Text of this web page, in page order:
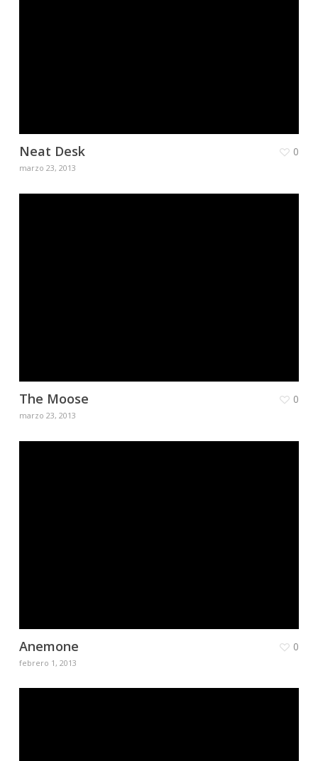
Neat Desk
marzo 23, 2013
0
The Moose
marzo 23, 2013
0
Anemone
febrero 1, 2013
0